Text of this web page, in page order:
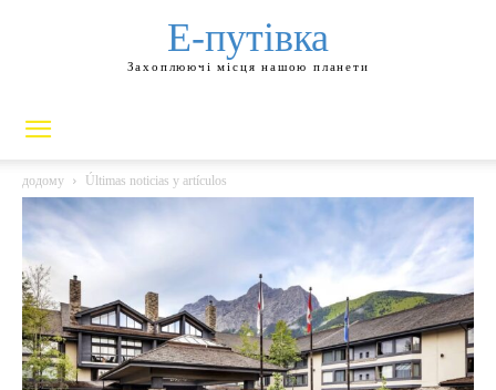
Е-путівка
Захоплюючі місця нашою планети
додому Últimas noticias y artículos